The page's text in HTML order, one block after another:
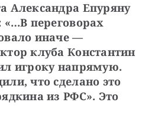
Александра Епуряну
переговорах
иначе —
клуба Константин
игроку напрямую.
что сделано это
из РФС». Это